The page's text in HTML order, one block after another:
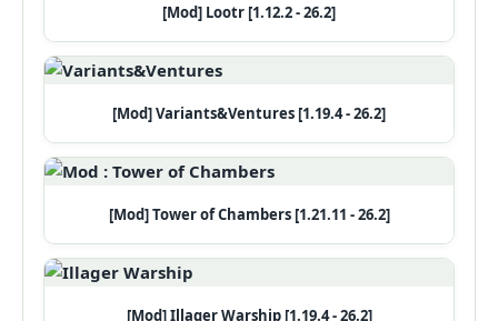
[Mod] Lootr [1.12.2 - 26.2]
[Mod] Variants&Ventures [1.19.4 - 26.2]
[Mod] Tower of Chambers [1.21.11 - 26.2]
[Mod] Illager Warship [1.19.4 - 26.2]